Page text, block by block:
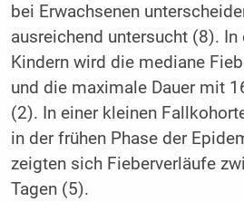
bei Erwachsenen
ausreichend untersucht (8).
Kindern wird die mediane
und die maximale Dauer mit
(2). In einer kleinen
in der frühen Phase der
zeigten sich Fieberverläufe
Tagen (5).